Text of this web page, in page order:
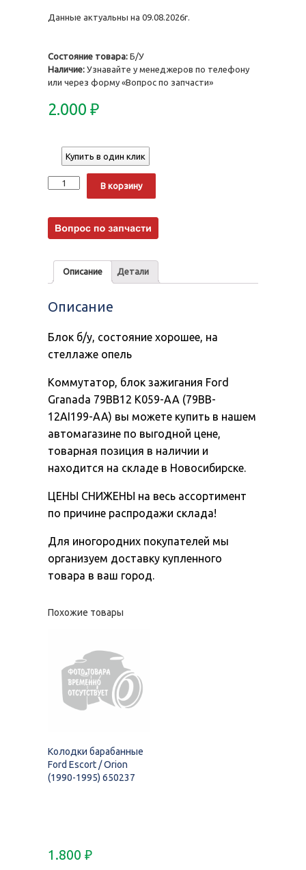
Данные актуальны на 09.08.2026г.
Состояние товара: Б/У
Наличие: Узнавайте у менеджеров по телефону
или через форму «Вопрос по запчасти»
2.000 ₽
Купить в один клик
Количество
В корзину
Описание Детали
Описание
Блок б/у, состояние хорошее, на
стеллаже опель
Коммутатор, блок зажигания Ford
Granada 79BB12 K059-AA (79BB-
12AI199-AA) вы можете купить в нашем
автомагазине по выгодной цене,
товарная позиция в наличии и
находится на складе в Новосибирске.
ЦЕНЫ СНИЖЕНЫ на весь ассортимент
по причине распродажи склада!
Для иногородних покупателей мы
организуем доставку купленного
товара в ваш город.
Похожие товары
Колодки барабанные
Ford Escort / Orion
(1990-1995) 650237
1.800 ₽